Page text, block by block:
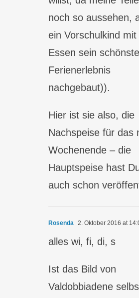
noch so aussehen,
ein Vorschulkind mit
Essen sein
Ferienerlebnis
nachgebaut)).
Hier ist sie also, die
Nachspeise für das
Wochenende – die
Hauptspeise hast
auch schon
Rosenda 2. Oktober 2016 at
alles wi, fi, di, s
Ist das Bild von
Valdobbiadene